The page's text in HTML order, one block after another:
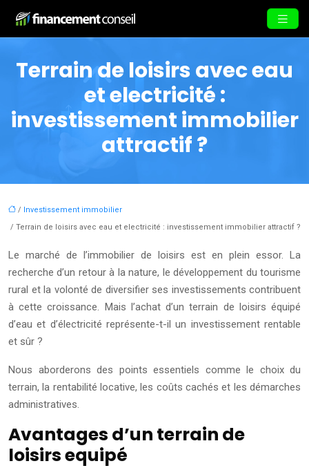
Terrain de loisirs avec eau
et electricité :
investissement immobilier
attractif ?
/ Investissement immobilier
/ Terrain de loisirs avec eau et electricité : investissement immobilier attractif ?
Le marché de l’immobilier de loisirs est en plein essor. La
recherche d’un retour à la nature, le développement du tourisme
rural et la volonté de diversifier ses investissements contribuent
à cette croissance. Mais l’achat d’un terrain de loisirs équipé
d’eau et d’électricité représente-t-il un investissement rentable
et sûr ?
Nous aborderons des points essentiels comme le choix du
terrain, la rentabilité locative, les coûts cachés et les démarches
administratives.
Avantages d’un terrain de
loisirs equipé